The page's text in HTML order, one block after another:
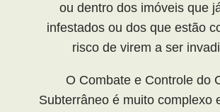
ou dentro dos imóveis que
infestados ou dos que estão
risco de virem a ser
O Combate e Controle do
Subterrâneo é muito complexo